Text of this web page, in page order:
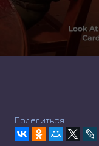
Поделиться: